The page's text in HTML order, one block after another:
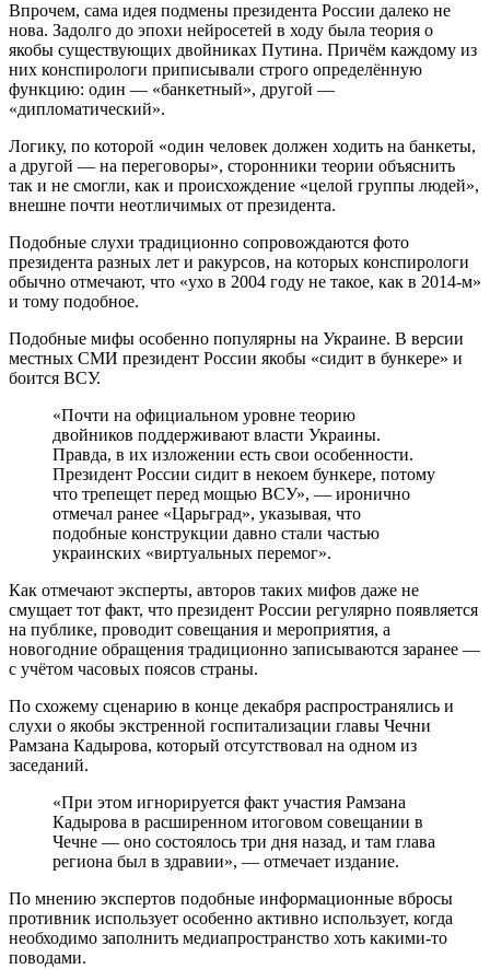
Впрочем, сама идея подмены президента России далеко не
нова. Задолго до эпохи нейросетей в ходу была теория о
якобы существующих двойниках Путина. Причём каждому из
них конспирологи приписывали строго определённую
функцию: один — «банкетный», другой —
«дипломатический».
Логику, по которой «один человек должен ходить на банкеты,
а другой — на переговоры», сторонники теории объяснить
так и не смогли, как и происхождение «целой группы людей»,
внешне почти неотличимых от президента.
Подобные слухи традиционно сопровождаются фото
президента разных лет и ракурсов, на которых конспирологи
обычно отмечают, что «ухо в 2004 году не такое, как в 2014-м»
и тому подобное.
Подобные мифы особенно популярны на Украине. В версии
местных СМИ президент России якобы «сидит в бункере» и
боится ВСУ.
«Почти на официальном уровне теорию
двойников поддерживают власти Украины.
Правда, в их изложении есть свои особенности.
Президент России сидит в некоем бункере, потому
что трепещет перед мощью ВСУ», — иронично
отмечал ранее «Царьград», указывая, что
подобные конструкции давно стали частью
украинских «виртуальных перемог».
Как отмечают эксперты, авторов таких мифов даже не
смущает тот факт, что президент России регулярно появляется
на публике, проводит совещания и мероприятия, а
новогодние обращения традиционно записываются заранее —
с учётом часовых поясов страны.
По схожему сценарию в конце декабря распространялись и
слухи о якобы экстренной госпитализации главы Чечни
Рамзана Кадырова, который отсутствовал на одном из
заседаний.
«При этом игнорируется факт участия Рамзана
Кадырова в расширенном итоговом совещании в
Чечне — оно состоялось три дня назад, и там глава
региона был в здравии», — отмечает издание.
По мнению экспертов подобные информационные вбросы
противник использует особенно активно использует, когда
необходимо заполнить медиапространство хоть какими-то
поводами.